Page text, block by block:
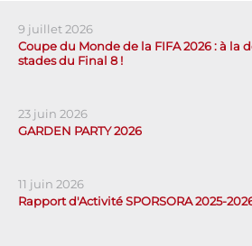
9 juillet 2026
Coupe du Monde de la FIFA 2026 : à la
stades du Final 8 !
23 juin 2026
GARDEN PARTY 2026
11 juin 2026
Rapport d'Activité SPORSORA 2025-